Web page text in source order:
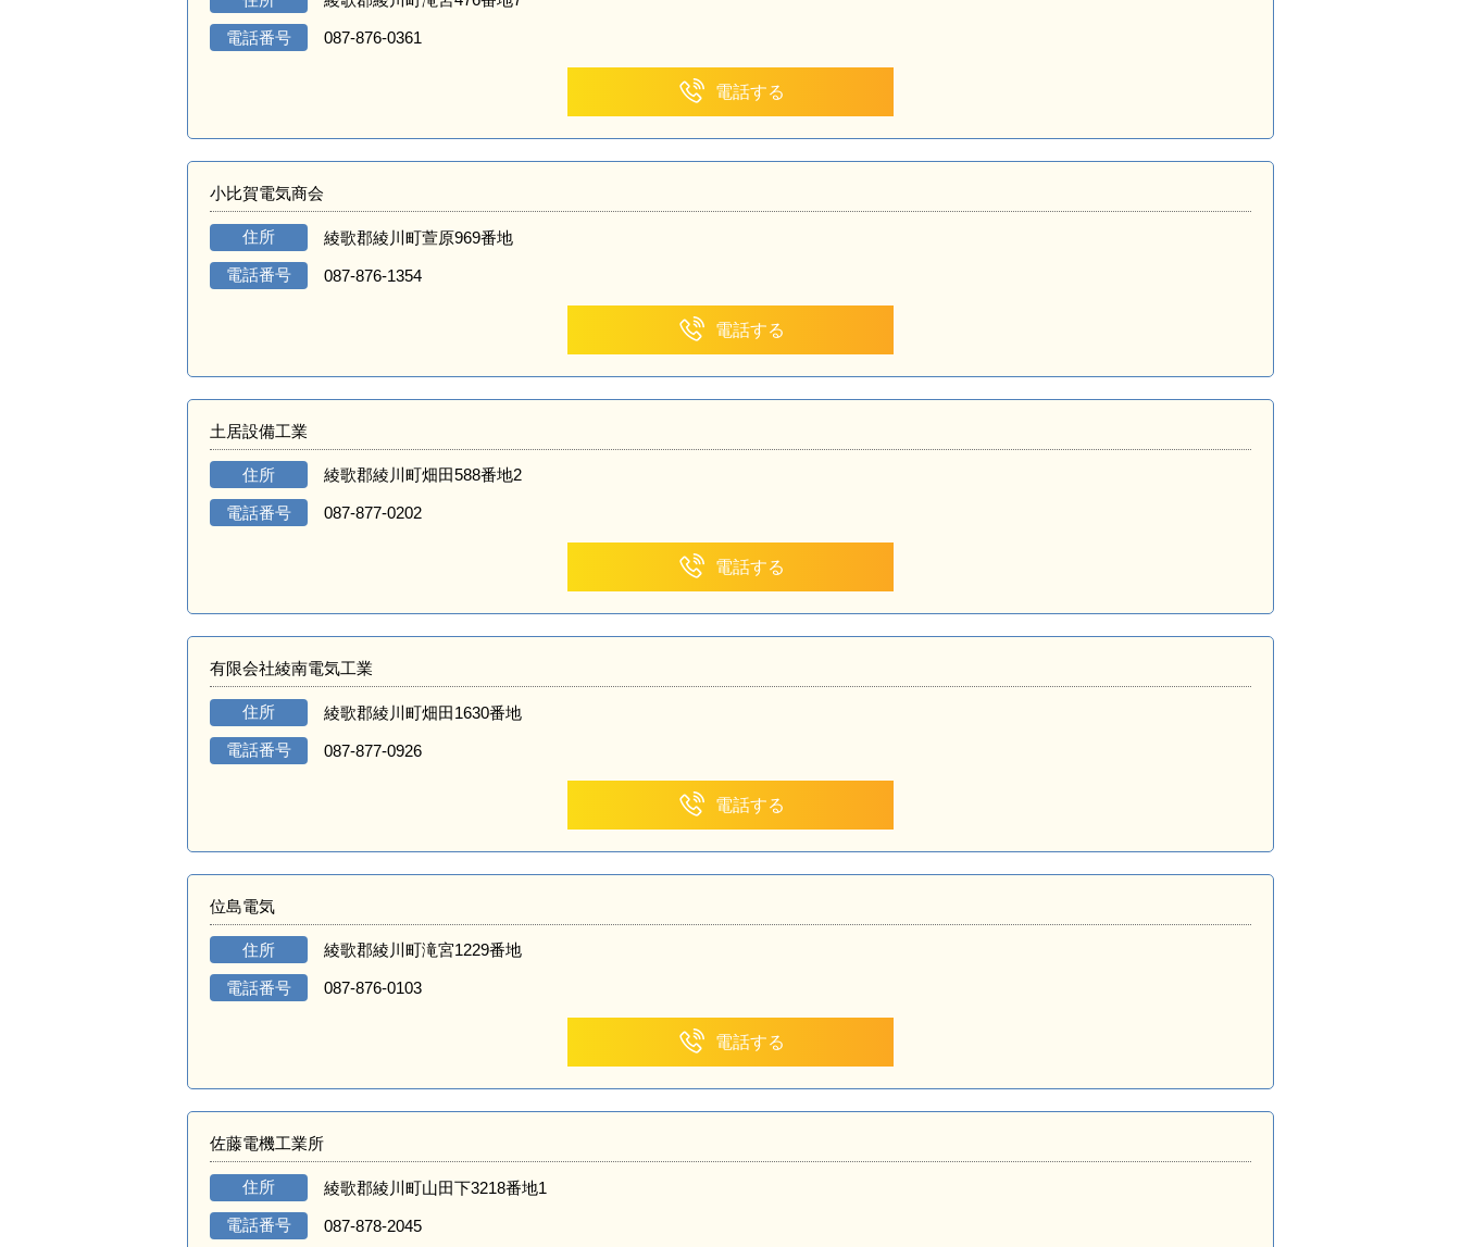
電話番号 087-876-0361
電話する
小比賀電気商会
住所 綾歌郡綾川町萱原969番地
電話番号 087-876-1354
電話する
土居設備工業
住所 綾歌郡綾川町畑田588番地2
電話番号 087-877-0202
電話する
有限会社綾南電気工業
住所 綾歌郡綾川町畑田1630番地
電話番号 087-877-0926
電話する
位島電気
住所 綾歌郡綾川町滝宮1229番地
電話番号 087-876-0103
電話する
佐藤電機工業所
住所 綾歌郡綾川町山田下3218番地1
電話番号 087-878-2045